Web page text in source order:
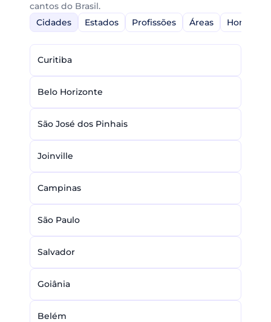
cantos do Brasil.
Cidades
Estados Profissões Áreas Home-
Curitiba
Belo Horizonte
São José dos Pinhais
Joinville
Campinas
São Paulo
Salvador
Goiânia
Belém